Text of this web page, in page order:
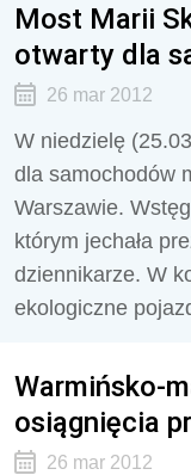
Most Marii
otwarty dla
26 mar 2012
W niedzielę
dla samochodów
Warszawie.
którym jechała
dziennikarze. W
ekologiczne
Warmińsko-
osiągnięcia
26 mar 2012